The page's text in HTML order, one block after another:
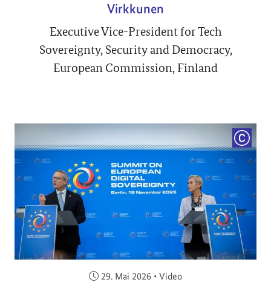
Virkkunen
Executive Vice-President for Tech
Sovereignty, Security and Democracy,
European Commission, Finland
Veröffentlicht am:
29. Mai 2026 • Video